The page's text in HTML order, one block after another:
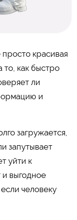
красивая
то, как быстро
ли
и
загружается,
запутывает
уйти к
выгодное
человеку